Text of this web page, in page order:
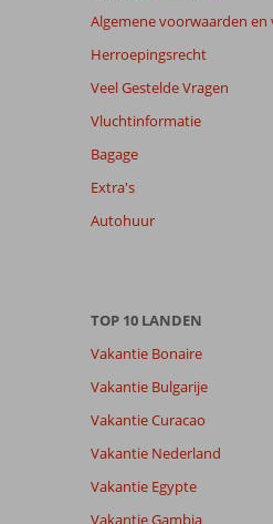
de
relevantie
de
getoonde
Algemene voorwaarden en
Herroepingsrecht
Veel Gestelde Vragen
Vluchtinformatie
Bagage
Extra's
Autohuur
TOP 10 LANDEN
Vakantie Bonaire
Vakantie Bulgarije
Vakantie Curacao
Vakantie Nederland
Vakantie Egypte
Vakantie Gambia